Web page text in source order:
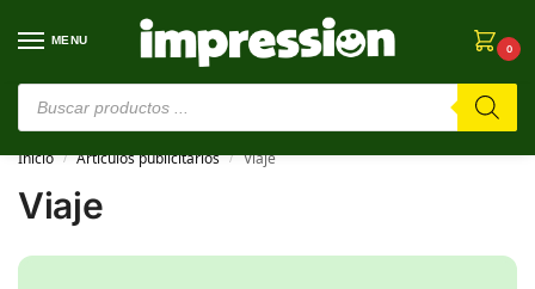
MENU
0
⚠️ Estamos en pruebas. Si algo falla, ¡Perdón!⚠️
Inicio / Artículos publicitarios / Viaje
Viaje